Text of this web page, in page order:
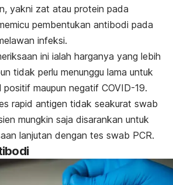
yakni zat atau protein pada
pembentukan antibodi pada
infeksi.
ini ialah harganya yang lebih
tidak perlu menunggu lama untuk
maupun negatif COVID-19.
rapid antigen tidak seakurat swab
mungkin saja disarankan untuk
lanjutan dengan tes swab PCR.